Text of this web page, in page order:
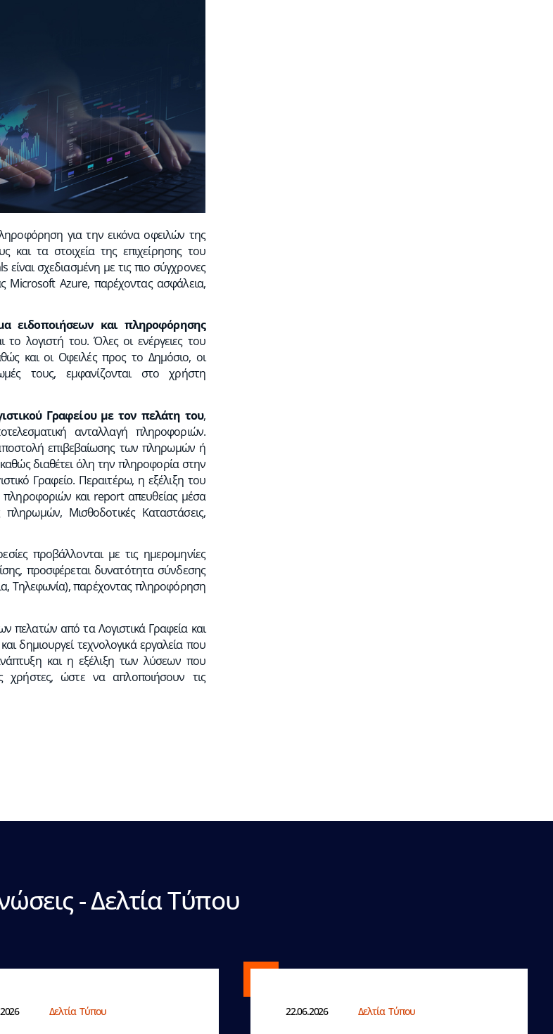
για την εικόνα οφειλών της
και τα στοιχεία της επιχείρησης του
σχεδιασμένη με τις πιο σύγχρονες
Microsoft Azure, παρέχοντας ασφάλεια,
ειδοποιήσεων και πληροφόρησης
λογιστή του. Όλες οι ενέργειες του
και οι Οφειλές προς το Δημόσιο, οι
τους, εμφανίζονται στο χρήστη
Γραφείου με τον πελάτη του,
ανταλλαγή πληροφοριών.
επιβεβαίωσης των πληρωμών ή
διαθέτει όλη την πληροφορία στην
Γραφείο. Περαιτέρω, η εξέλιξη του
και report απευθείας μέσα
Μισθοδοτικές Καταστάσεις,
προβάλλονται με τις ημερομηνίες
προσφέρεται δυνατότητα σύνδεσης
Τηλεφωνία), παρέχοντας πληροφόρηση
πελατών από τα Λογιστικά Γραφεία και
δημιουργεί τεχνολογικά εργαλεία που
και η εξέλιξη των λύσεων που
χρήστες, ώστε να απλοποιήσουν τις
- Δελτία Τύπου
Δελτία Τύπου 22.06.2026 Δελτία Τύπου